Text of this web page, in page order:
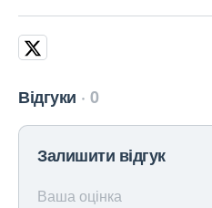
Відгуки 0
Залишити відгук
Ваша оцінка